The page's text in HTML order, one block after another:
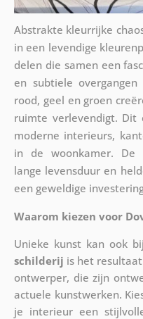
Abstrakte kleurrijke
in een levendige
delen die samen een
en subtiele
rood, geel en groen
ruimte verlevendigt. Dit
moderne interieurs,
in de woonkamer. De
lange levensduur en
een geweldige
Waarom kiezen voor
Unieke kunst kan ook
schilderij is het
ontwerper, die zijn
actuele kunstwerken.
je interieur een